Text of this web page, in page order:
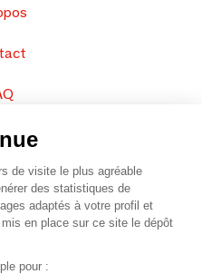
produits
site
SAFI
de visite le plus agréable
des statistiques de
adaptés à votre profil et
en place sur ce site le dépôt
pour :